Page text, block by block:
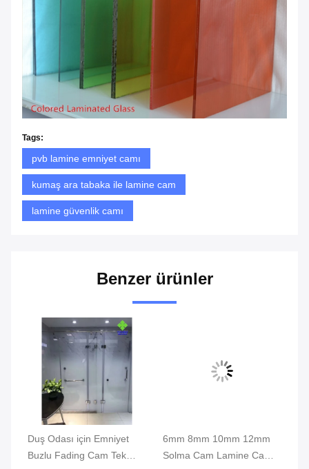
Tags:
pvb lamine emniyet camı
kumaş ara tabaka ile lamine cam
lamine güvenlik camı
Benzer ürünler
Duş Odası için Emniyet
Buzlu Fading Cam Tek
6mm 8mm 10mm 12mm
Solma Cam Lamine Cam /